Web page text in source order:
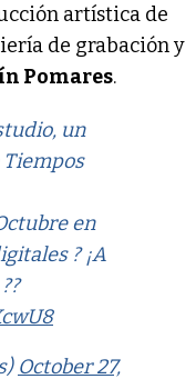
artística de
de grabación y
Pomares.
un
en
? ¡A
October 27,